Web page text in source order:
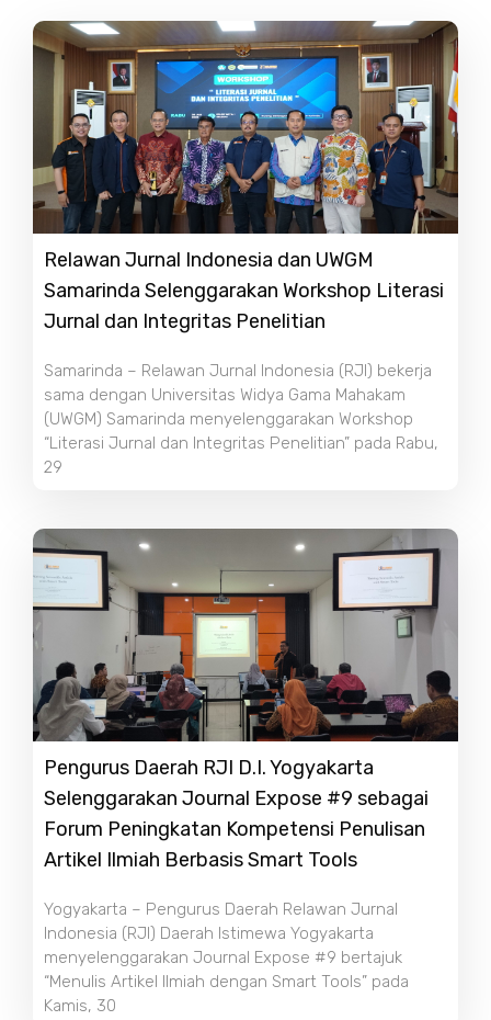
Relawan Jurnal Indonesia dan UWGM
Samarinda Selenggarakan Workshop Literasi
Jurnal dan Integritas Penelitian
Samarinda – Relawan Jurnal Indonesia (RJI) bekerja
sama dengan Universitas Widya Gama Mahakam
(UWGM) Samarinda menyelenggarakan Workshop
“Literasi Jurnal dan Integritas Penelitian” pada Rabu,
29
Pengurus Daerah RJI D.I. Yogyakarta
Selenggarakan Journal Expose #9 sebagai
Forum Peningkatan Kompetensi Penulisan
Artikel Ilmiah Berbasis Smart Tools
Yogyakarta – Pengurus Daerah Relawan Jurnal
Indonesia (RJI) Daerah Istimewa Yogyakarta
menyelenggarakan Journal Expose #9 bertajuk
“Menulis Artikel Ilmiah dengan Smart Tools” pada
Kamis, 30